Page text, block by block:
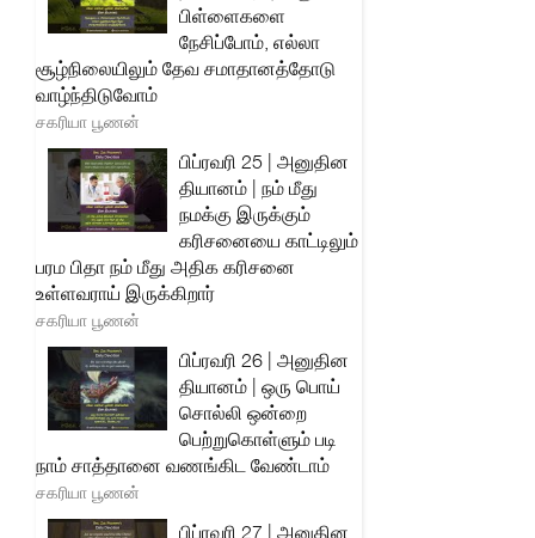
பிள்ளைகளை
நேசிப்போம், எல்லா
சூழ்நிலையிலும் தேவ சமாதானத்தோடு
வாழ்ந்திடுவோம்
சகரியா பூணன்
பிப்ரவரி 25 | அனுதின
தியானம் | நம் மீது
நமக்கு இருக்கும்
கரிசனையை காட்டிலும்
பரம பிதா நம் மீது அதிக கரிசனை
உள்ளவராய் இருக்கிறார்
சகரியா பூணன்
பிப்ரவரி 26 | அனுதின
தியானம் | ஒரு பொய்
சொல்லி ஒன்றை
பெற்றுகொள்ளும் படி
நாம் சாத்தானை வணங்கிட வேண்டாம்
சகரியா பூணன்
பிப்ரவரி 27 | அனுதின